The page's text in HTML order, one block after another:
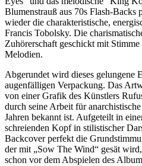
Blumenstrauß aus 70s Flash-
wieder die charakteristische,
Francis Tobolsky. Die
Zuhörerschaft geschickt mit
Melodien.
Abgerundet wird dieses gelungene
augenfälligen Verpackung. Das
von einer Grafik des Künstlers
durch seine Arbeit für
Jahren bekannt ist. Aufgeteilt in
schreienden Kopf in stilistischer
Backcover perfekt die
der mit „Sow The Wind“ gesät
schon vor dem Abspielen des